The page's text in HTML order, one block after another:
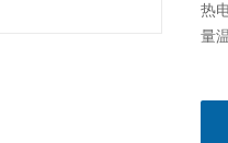
热
量